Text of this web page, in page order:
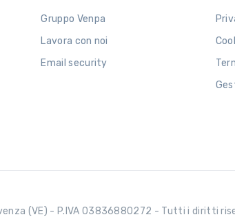
Gruppo Venpa
Lavora con noi
Email security
(VE) - P.IVA 03836880272 - Tutti i diritti